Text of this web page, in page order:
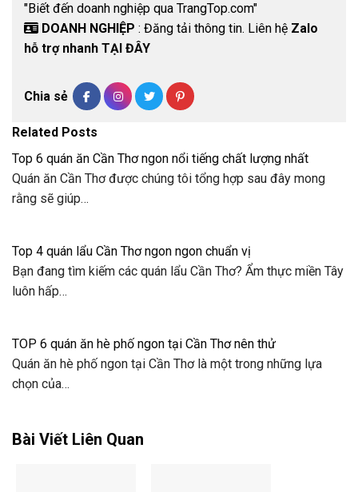
"Biết đến doanh nghiệp qua TrangTop.com"
DOANH NGHIỆP : Đăng tải thông tin. Liên hệ Zalo
hỗ trợ nhanh TẠI ĐÂY
Chia sẻ
Related Posts
Top 6 quán ăn Cần Thơ ngon nổi tiếng chất lượng nhất
Quán ăn Cần Thơ được chúng tôi tổng hợp sau đây mong
rằng sẽ giúp…
Top 4 quán lẩu Cần Thơ ngon ngon chuẩn vị
Bạn đang tìm kiếm các quán lẩu Cần Thơ? Ẩm thực miền Tây
luôn hấp…
TOP 6 quán ăn hè phố ngon tại Cần Thơ nên thử
Quán ăn hè phố ngon tại Cần Thơ là một trong những lựa
chọn của…
Bài Viết Liên Quan